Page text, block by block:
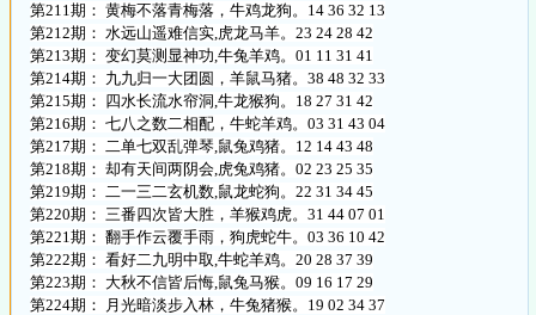
第211期： 黄梅不落青梅落，牛鸡龙狗。14 36 32 13
第212期： 水远山遥难信实,虎龙马羊。23 24 28 42
第213期： 变幻莫测显神功,牛兔羊鸡。01 11 31 41
第214期： 九九归一大团圆，羊鼠马猪。38 48 32 33
第215期： 四水长流水帘洞,牛龙猴狗。18 27 31 42
第216期： 七八之数二相配，牛蛇羊鸡。03 31 43 04
第217期： 二单七双乱弹琴,鼠兔鸡猪。12 14 43 48
第218期： 却有天间两阴会,虎兔鸡猪。02 23 25 35
第219期： 二一三二玄机数,鼠龙蛇狗。22 31 34 45
第220期： 三番四次皆大胜，羊猴鸡虎。31 44 07 01
第221期： 翻手作云覆手雨，狗虎蛇牛。03 36 10 42
第222期： 看好二九明中取,牛蛇羊鸡。20 28 37 39
第223期： 大秋不信皆后悔,鼠兔马猴。09 16 17 29
第224期： 月光暗淡步入林，牛兔猪猴。19 02 34 37